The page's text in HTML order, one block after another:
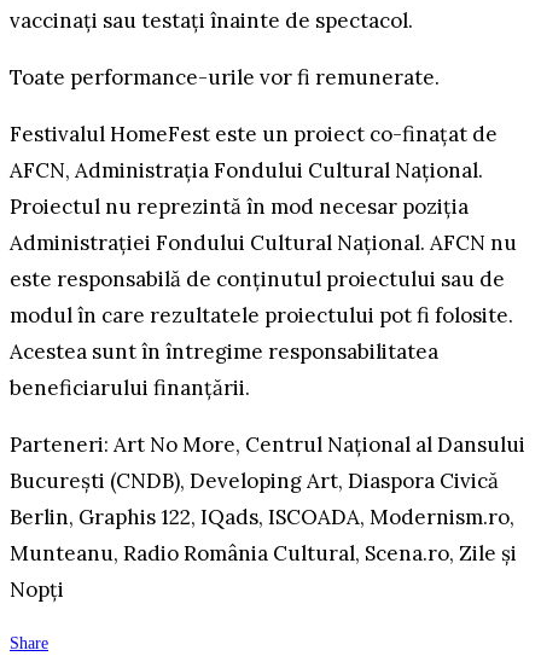
vaccinați sau testați înainte de spectacol.
Toate performance-urile vor fi remunerate.
Festivalul HomeFest este un proiect co-finațat de
AFCN, Administrația Fondului Cultural Național.
Proiectul nu reprezintă în mod necesar poziţia
Administrației Fondului Cultural Național. AFCN nu
este responsabilă de conținutul proiectului sau de
modul în care rezultatele proiectului pot fi folosite.
Acestea sunt în întregime responsabilitatea
beneficiarului finanțării.
Parteneri: Art No More, Centrul Național al Dansului
București (CNDB), Developing Art, Diaspora Civică
Berlin, Graphis 122, IQads, ISCOADA, Modernism.ro,
Munteanu, Radio România Cultural, Scena.ro, Zile și
Nopți
Share